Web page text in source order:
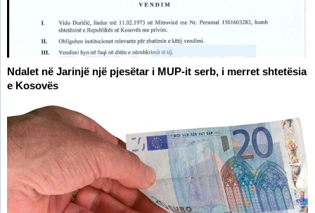
Ndalet në Jarinjë një pjesëtar i MUP-it serb, i merret shtetësia
e Kosovës